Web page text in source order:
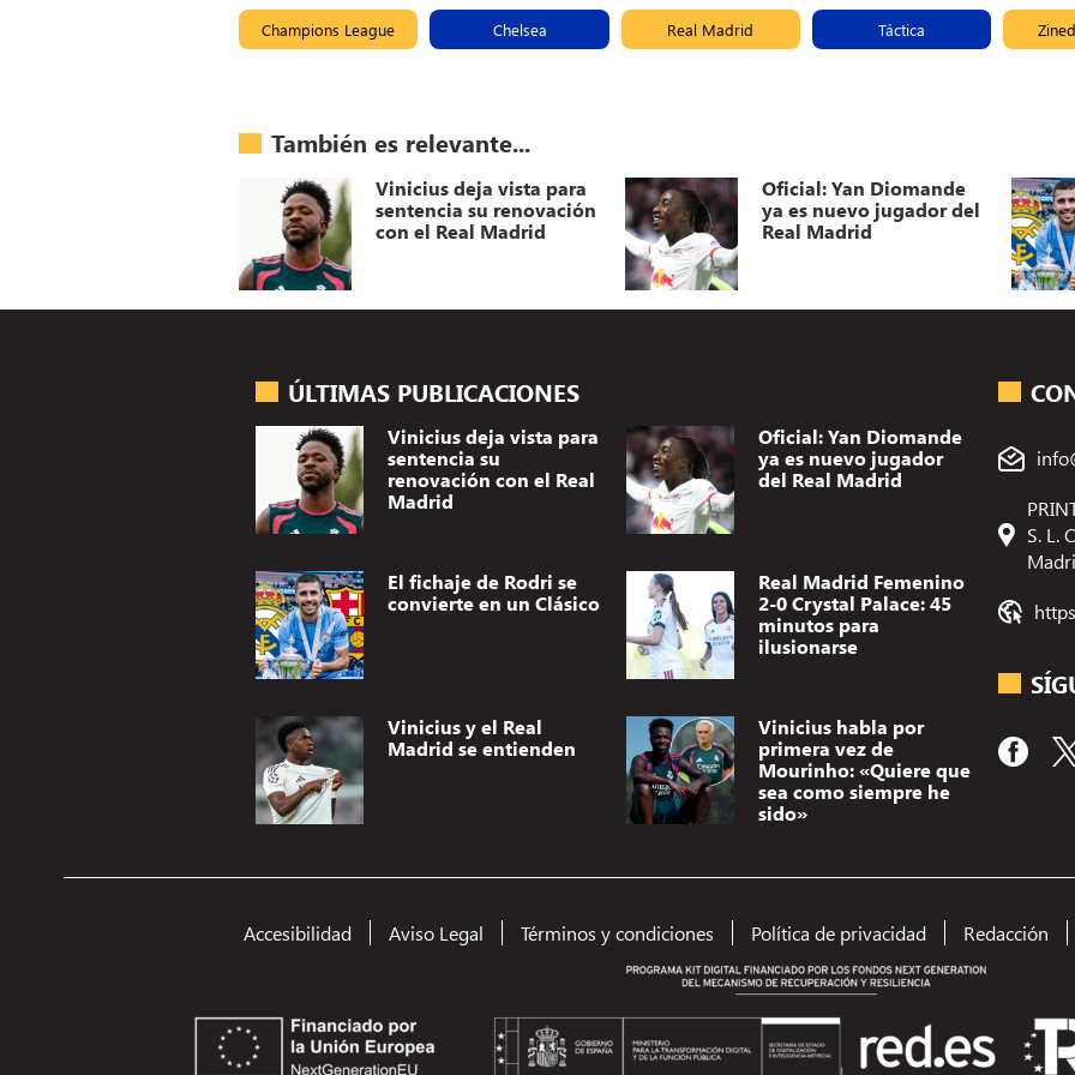
Utilizamos
(no)
como el
Champions League Chelsea Real Madrid Táctica
También es relevante...
Vinicius deja vista para
sentencia su renovación
con el Real Madrid
Oficial: Yan Diomande
ya es nuevo jugador del
Real Madrid
ÚLTIMAS PUBLICACIONES
Vinicius deja vista para
sentencia su
renovación con el Real
Madrid
Oficial: Yan Diomande
ya es nuevo jugador
del Real Madrid
El fichaje de Rodri se
convierte en un Clásico
Real Madrid Femenino
2-0 Crystal Palace: 45
minutos para
ilusionarse
Vinicius y el Real
Madrid se entienden
Vinicius habla por
primera vez de
Mourinho: «Quiere que
sea como siempre he
sido»
S. L.
Accesibilidad Aviso Legal Términos y condiciones Política de privacidad Redacción